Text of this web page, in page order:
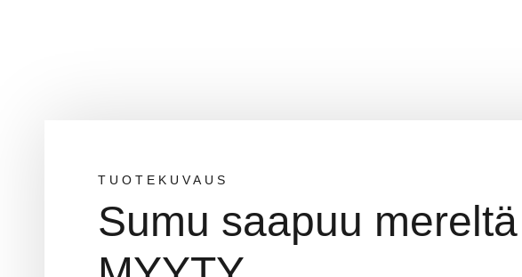
TUOTEKUVAUS
Sumu saapuu